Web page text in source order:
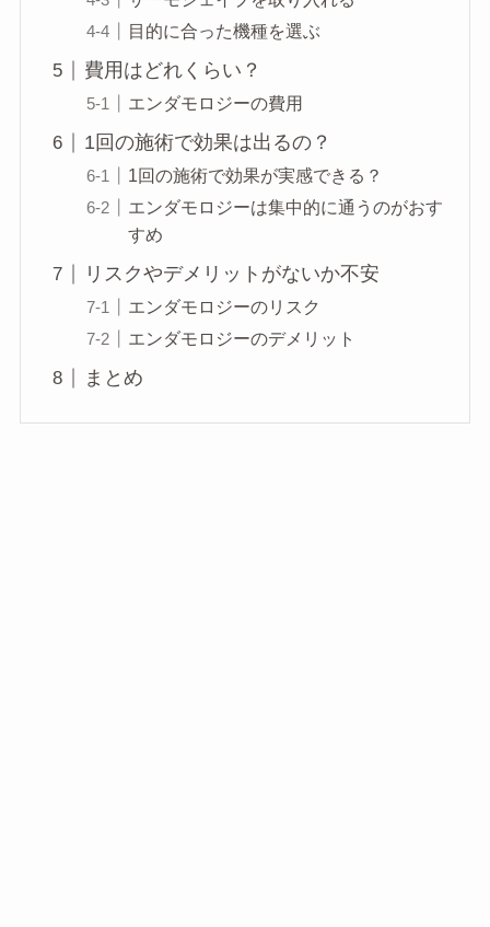
目的に合った機種を選ぶ
費用はどれくらい？
エンダモロジーの費用
1回の施術で効果は出るの？
1回の施術で効果が実感できる？
エンダモロジーは集中的に通うのがおす
すめ
リスクやデメリットがないか不安
エンダモロジーのリスク
エンダモロジーのデメリット
まとめ